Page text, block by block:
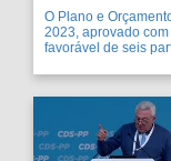
O Plano e
2023, aprovado
favorável de seis